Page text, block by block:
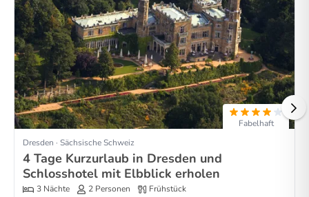
Fabelhaft
Dresden · Sächsische Schweiz
4 Tage Kurzurlaub in Dresden und
Schlosshotel mit Elbblick erholen
3 Nächte 2 Personen Frühstück